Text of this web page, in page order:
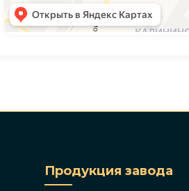
Продукция завода